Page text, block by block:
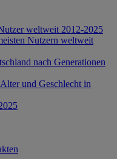
weltweit 2012-2025
Nutzern weltweit
nach Generationen
und Geschlecht in